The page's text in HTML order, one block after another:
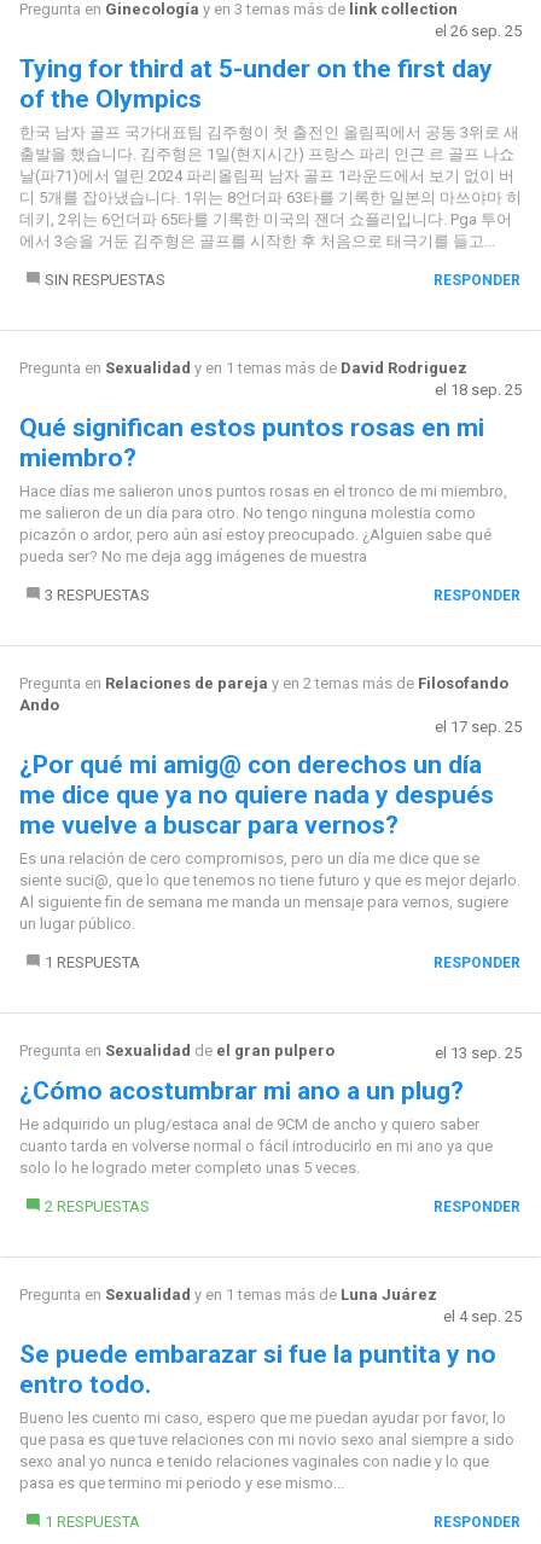
Pregunta en Ginecología y en 3 temas más de link collection
el 26 sep. 25
Tying for third at 5-under on the first day
of the Olympics
한국 남자 골프 국가대표팀 김주형이 첫 출전인 올림픽에서 공동 3위로 새
출발을 했습니다. 김주형은 1일(현지시간) 프랑스 파리 인근 르 골프 나쇼
날(파71)에서 열린 2024 파리올림픽 남자 골프 1라운드에서 보기 없이 버
디 5개를 잡아냈습니다. 1위는 8언더파 63타를 기록한 일본의 마쓰야마 히
데키, 2위는 6언더파 65타를 기록한 미국의 잰더 쇼플리입니다. Pga 투어
에서 3승을 거둔 김주형은 골프를 시작한 후 처음으로 태극기를 들고...
SIN RESPUESTAS RESPONDER
Pregunta en Sexualidad y en 1 temas más de David Rodriguez
el 18 sep. 25
Qué significan estos puntos rosas en mi
miembro?
Hace días me salieron unos puntos rosas en el tronco de mi miembro,
me salieron de un día para otro. No tengo ninguna molestia como
picazón o ardor, pero aún así estoy preocupado. ¿Alguien sabe qué
pueda ser? No me deja agg imágenes de muestra
3 RESPUESTAS RESPONDER
Pregunta en Relaciones de pareja y en 2 temas más de Filosofando
Ando
el 17 sep. 25
¿Por qué mi amig@ con derechos un día
me dice que ya no quiere nada y después
me vuelve a buscar para vernos?
Es una relación de cero compromisos, pero un día me dice que se
siente suci@, que lo que tenemos no tiene futuro y que es mejor dejarlo.
Al siguiente fin de semana me manda un mensaje para vernos, sugiere
un lugar público.
1 RESPUESTA RESPONDER
Pregunta en Sexualidad de el gran pulpero el 13 sep. 25
¿Cómo acostumbrar mi ano a un plug?
He adquirido un plug/estaca anal de 9CM de ancho y quiero saber
cuanto tarda en volverse normal o fácil introducirlo en mi ano ya que
solo lo he logrado meter completo unas 5 veces.
2 RESPUESTAS RESPONDER
Pregunta en Sexualidad y en 1 temas más de Luna Juárez
el 4 sep. 25
Se puede embarazar si fue la puntita y no
entro todo.
Bueno les cuento mi caso, espero que me puedan ayudar por favor, lo
que pasa es que tuve relaciones con mi novio sexo anal siempre a sido
sexo anal yo nunca e tenido relaciones vaginales con nadie y lo que
pasa es que termino mi periodo y ese mismo...
1 RESPUESTA RESPONDER